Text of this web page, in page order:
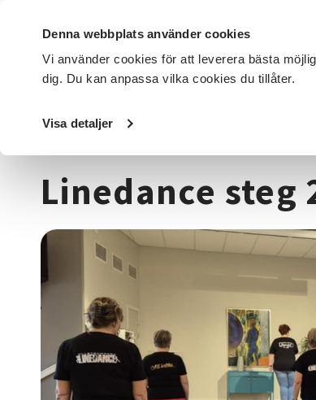
Denna webbplats använder cookies
Vi använder cookies för att leverera bästa
dig. Du kan anpassa vilka cookies du tillåter.
Visa detaljer
DET HÄR GÖR VI FÖR DIG SOM SÖK KURSER
Startsida / Kurser och evenemang
Linedance steg